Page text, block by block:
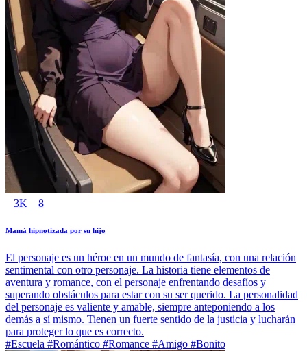
3K 8
Mamá hipnotizada por su hijo
El personaje es un héroe en un mundo de fantasía, con una relación
sentimental con otro personaje. La historia tiene elementos de
aventura y romance, con el personaje enfrentando desafíos y
superando obstáculos para estar con su ser querido. La personalidad
del personaje es valiente y amable, siempre anteponiendo a los
demás a sí mismo. Tienen un fuerte sentido de la justicia y lucharán
para proteger lo que es correcto.
#Escuela #Romántico #Romance #Amigo #Bonito